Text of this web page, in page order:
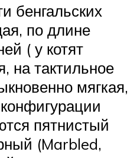
бенгальских
по длине
( у котят
на тактильное
мягкая,
пятнистый
(Marbled,